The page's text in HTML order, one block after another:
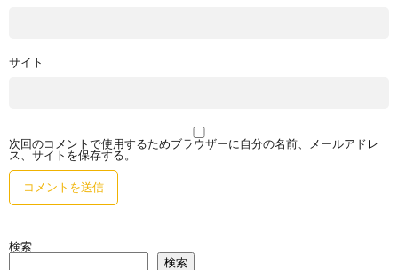
サイト
次回のコメントで使用するためブラウザーに自分の名前、メールアドレ
ス、サイトを保存する。
検索
検索